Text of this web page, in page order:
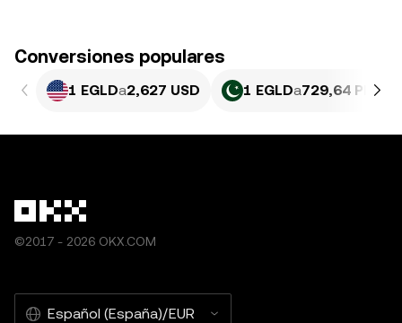
Conversiones populares
1 EGLDa2,627 USD 1 EGLDa729,64 PKR
©2017 - 2026 OKX.COM
Español (España)/EUR